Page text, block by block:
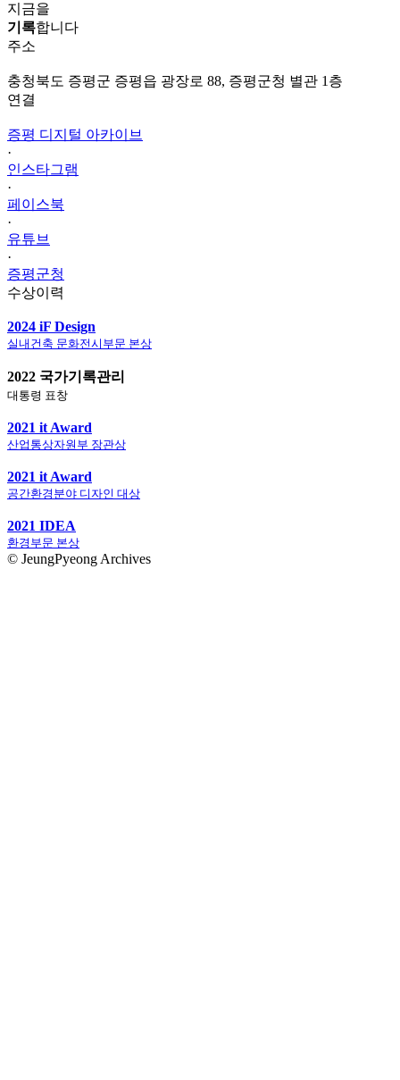
지금을
기록합니다
주소
충청북도 증평군 증평읍 광장로 88, 증평군청 별관 1층
연결
증평 디지털 아카이브
·
인스타그램
·
페이스북
·
유튜브
·
증평군청
수상이력
2024 iF Design
실내건축 문화전시부문 본상
2022 국가기록관리
대통령 표창
2021 it Award
산업통상자원부 장관상
2021 it Award
공간환경분야 디자인 대상
2021 IDEA
환경부문 본상
© JeungPyeong Archives